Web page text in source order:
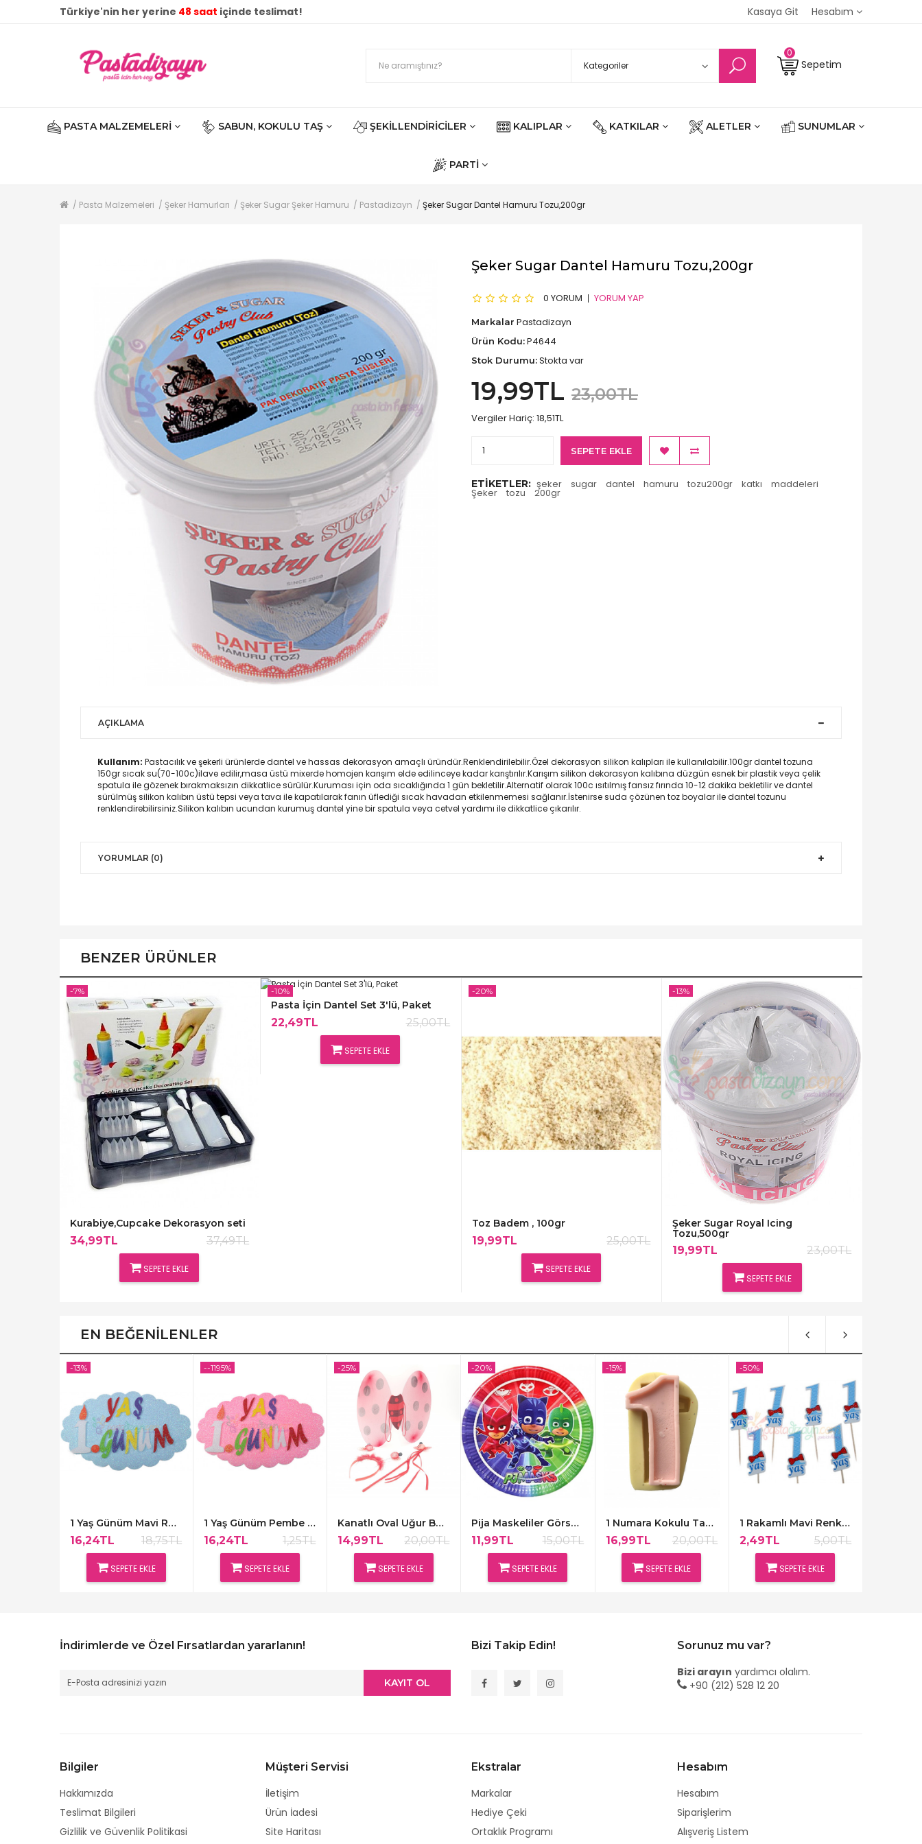
Türkiye'nin her yerine 48 saat içinde teslimat! Kasaya Git Hesabım
Sepetim
0
PASTA MALZEMELERI SABUN, KOKULU TAŞ ŞEKILLENDIRICILER KALIPLAR KATKILAR ALETLER SUNUMLAR
PARTI
Pasta Malzemeleri Şeker Hamurları Şeker Sugar Şeker Hamuru Pastadizayn Şeker Sugar Dantel Hamuru Tozu,200gr
Şeker Sugar Dantel Hamuru Tozu,200gr
0 YORUM YORUM YAP
Markalar Pastadizayn
Ürün Kodu:P4644
Stok Durumu:Stokta var
19,99TL 23,00TL
Vergiler Hariç: 18,51TL
SEPETE EKLE
ETIKETLER: şeker sugar dantel hamuru tozu200gr katkı maddeleri
Şeker tozu 200gr
AÇIKLAMA
Kullanım: Pastacılık ve şekerli ürünlerde dantel ve hassas dekorasyon amaçlı üründür.Renklendirilebilir.Özel dekorasyon silikon kalıpları ile kullanılabilir.100gr dantel tozuna
150gr sıcak su(70-100c)ilave edilir,masa üstü mixerde homojen karışım elde edilinceye kadar karıştırılır.Karışım silikon dekorasyon kalıbına düzgün esnek bir plastik veya çelik
spatula ile gözenek bırakmaksızın dikkatlice sürülür.Kuruması için oda sıcaklığında 1 gün bekletilir.Alternatif olarak 100c ısıtılmış fansız fırında 10-12 dakika bekletilir ve dantel
sürülmüş silikon kalıbın üstü tepsi veya tava ile kapatılarak fanın üflediği sıcak havadan etkilenmemesi sağlanır.İstenirse suda çözünen toz boyalar ile dantel tozunu
renklendirebilirsiniz.Silikon kalıbın ucundan kurumuş dantel yine bir spatula veya cetvel yardımı ile dikkatlice çıkarılır.
YORUMLAR (0)
BENZER ÜRÜNLER
Kurabiye,Cupcake Dekorasyon seti
34,99TL 37,49TL
SEPETE EKLE
-7%
Pasta İçin Dantel Set 3'lü, Paket
22,49TL 25,00TL
SEPETE EKLE
-10%
Toz Badem , 100gr
19,99TL 25,00TL
SEPETE EKLE
-20%
Şeker Sugar Royal Icing
Tozu,500gr
19,99TL 23,00TL
SEPETE EKLE
-13%
EN BEĞENILENLER
-13%
1 Yaş Günüm Mavi Renk Kapı Süsü,48x30cm
16,24TL 18,75TL
SEPETE EKLE
--1195%
1 Yaş Günüm Pembe Renk Kapı Süsü,48x30cm
16,24TL 1,25TL
SEPETE EKLE
-25%
Kanatlı Oval Uğur Böceği Süsleme Kırmızı
14,99TL 20,00TL
SEPETE EKLE
-20%
Pija Maskeliler Görselli Kağıt Tabakalar 8 Adet
11,99TL 15,00TL
SEPETE EKLE
-15%
1 Numara Kokulu Tas,Mum Kalibi
16,99TL 20,00TL
SEPETE EKLE
-50%
1 Rakamlı Mavi Renk Kürdanlar,10 Adet
2,49TL 5,00TL
SEPETE EKLE
İndirimlerde ve Özel Fırsatlardan yararlanın!
KAYIT OL
Bizi Takip Edin! Sorunuz mu var?
Bizi arayın yardımcı olalım.
+90 (212) 528 12 20
Bilgiler
Hakkımızda
Teslimat Bilgileri
Gizlilik ve Güvenlik Politikasi
Müşteri Servisi
İletişim
Ürün İadesi
Site Haritası
Ekstralar
Markalar
Hediye Çeki
Ortaklık Programı
Hesabım
Hesabım
Siparişlerim
Alışveriş Listem